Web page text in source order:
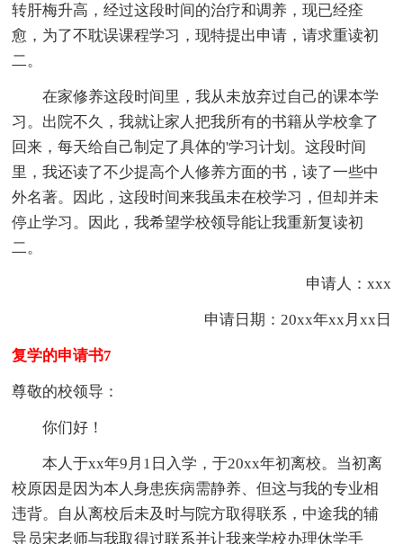
转肝梅升高，经过这段时间的治疗和调养，现已经痊
愈，为了不耽误课程学习，现特提出申请，请求重读初
二。
在家修养这段时间里，我从未放弃过自己的课本学
习。出院不久，我就让家人把我所有的书籍从学校拿了
回来，每天给自己制定了具体的'学习计划。这段时间
里，我还读了不少提高个人修养方面的书，读了一些中
外名著。因此，这段时间来我虽未在校学习，但却并未
停止学习。因此，我希望学校领导能让我重新复读初
二。
申请人：xxx
申请日期：20xx年xx月xx日
复学的申请书7
尊敬的校领导：
你们好！
本人于xx年9月1日入学，于20xx年初离校。当初离
校原因是因为本人身患疾病需静养、但这与我的专业相
违背。自从离校后未及时与院方取得联系，中途我的辅
导员宋老师与我取得过联系并让我来学校办理休学手